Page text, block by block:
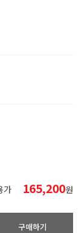
가 165,200원
구매하기